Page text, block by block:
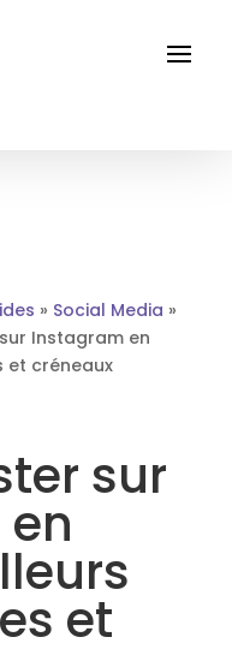
» Social Media »
Instagram en
et créneaux
sur
et